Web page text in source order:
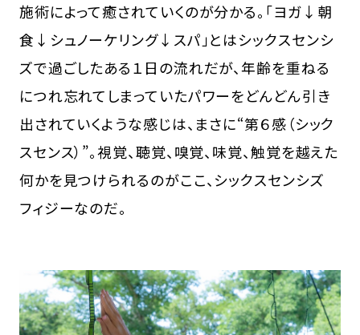
施術によって癒されていくのが分かる。「ヨガ↓朝
食↓シュノーケリング↓スパ」とはシックスセンシ
ズで過ごしたある１日の流れだが、年齢を重ねる
につれ忘れてしまっていたパワーをどんどん引き
出されていくような感じは、まさに“第６感（シック
スセンス）”。視覚、聴覚、嗅覚、味覚、触覚を越えた
何かを見つけられるのがここ、シックスセンシズ
フィジーなのだ。